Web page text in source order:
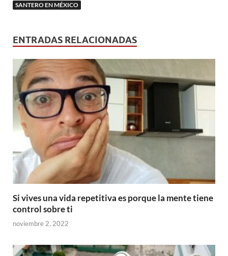
SANTERO EN MÉXICO
ENTRADAS RELACIONADAS
Si vives una vida repetitiva es porque la mente tiene
control sobre ti
noviembre 2, 2022